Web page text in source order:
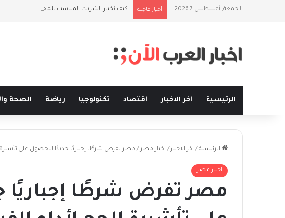
الجمعة, أغسطس 7 2026 أخبار عاجلة كيف تختار الشريك المناسب للمحاسبة والتدقيق
الرئيسية اخر الاخبار اقتصاد تكنولوجيا رياضة الصحة
الرئيسية / اخر الاخبار / اخبار مصر / مصر تفرض شرطًا إجباريًا جديدًا للحصول على تأشيرة
اخبار مصر
مصر تفرض شرطًا إجباريًا